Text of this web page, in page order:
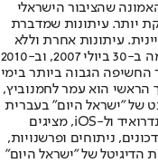
שהציבור הישראלי
יותר. עיתונות שמדברת
עיתונות אחרת וללא
תשלום. המהדורה המודפסת הראשונה פורסמה ב-30 ביולי 2007, וב-2010
החשיפה הגבוה ביותר בימי
הראשי הוא עמר לחמנוביץ,
של "ישראל היום" בעברית
ובאנגלית, כמו כן היישומונים (אפליקציות) לאנדרואיד ול-iOS, מציגים
ניתוחים ופרשנויות,
הדיגיטל של "ישראל היום"